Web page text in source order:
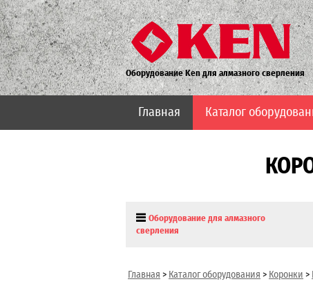
Оборудование Ken для алмазного сверления
Главная Каталог
Оборудование для алмазного
сверления
Главная > Каталог оборудования > Коронки >